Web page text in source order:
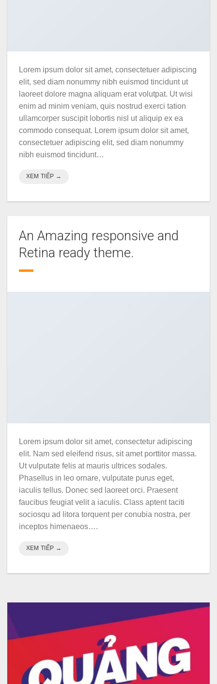
Lorem ipsum dolor sit amet, consectetuer adipiscing
elit, sed diam nonummy nibh euismod tincidunt ut
laoreet dolore magna aliquam erat volutpat. Ut wisi
enim ad minim veniam, quis nostrud exerci tation
ullamcorper suscipit lobortis nisl ut aliquip ex ea
commodo consequat. Lorem ipsum dolor sit amet,
consectetuer adipiscing elit, sed diam nonummy
nibh euismod tincidunt…
XEM TIẾP →
An Amazing responsive and
Retina ready theme.
Lorem ipsum dolor sit amet, consectetur adipiscing
elit. Nam sed eleifend risus, sit amet porttitor massa.
Ut vulputate felis at mauris ultrices sodales.
Phasellus in leo ornare, vulputate purus eget,
iaculis tellus. Donec sed laoreet orci. Praesent
faucibus feugiat velit a iaculis. Class aptent taciti
sociosqu ad litora torquent per conubia nostra, per
inceptos himenaeos….
XEM TIẾP →